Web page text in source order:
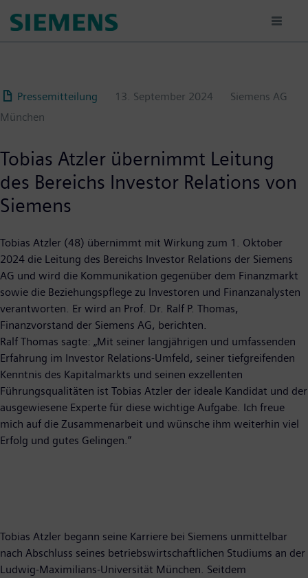
para
Pressemitteilung
13. September 2024
Siemens AG
München
Tobias Atzler übernimmt Leitung
des Bereichs Investor Relations von
Siemens
Tobias Atzler (48) übernimmt mit Wirkung zum 1. Oktober
2024 die Leitung des Bereichs Investor Relations der Siemens
AG und wird die Kommunikation gegenüber dem Finanzmarkt
sowie die Beziehungspflege zu Investoren und Finanzanalysten
verantworten. Er wird an Prof. Dr. Ralf P. Thomas,
Finanzvorstand der Siemens AG, berichten.
Ralf Thomas sagte: „Mit seiner langjährigen und umfassenden
Erfahrung im Investor Relations-Umfeld, seiner tiefgreifenden
Kenntnis des Kapitalmarkts und seinen exzellenten
Führungsqualitäten ist Tobias Atzler der ideale Kandidat und der
ausgewiesene Experte für diese wichtige Aufgabe. Ich freue
mich auf die Zusammenarbeit und wünsche ihm weiterhin viel
Erfolg und gutes Gelingen.“
Tobias Atzler begann seine Karriere bei Siemens unmittelbar
nach Abschluss seines betriebswirtschaftlichen Studiums an der
Ludwig-Maximilians-Universität München. Seitdem